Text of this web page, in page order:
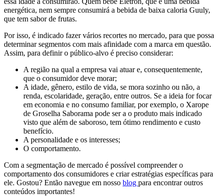
energética, nem sempre consumirá a bebida de baixa caloria Guuly,
que tem sabor de frutas.
Por isso, é indicado fazer vários recortes no mercado, para que possa
determinar segmentos com mais afinidade com a marca em questão.
Assim, para definir o público-alvo é preciso considerar:
A região na qual a empresa vai atuar e, consequentemente,
que o consumidor deve morar;
A idade, gênero, estilo de vida, se mora sozinho ou não, a
renda, escolaridade, geração, entre outros. Se a ideia for focar
em economia e no consumo familiar, por exemplo, o Xarope
de Groselha Saborama pode ser a o produto mais indicado
visto que além de saboroso, tem ótimo rendimento e custo
benefício.
A personalidade e os interesses;
O comportamento.
Com a segmentação de mercado é possível compreender o
comportamento dos consumidores e criar estratégias específicas para
ele. Gostou? Então navegue em nosso blog para encontrar outros
conteúdos importantes!